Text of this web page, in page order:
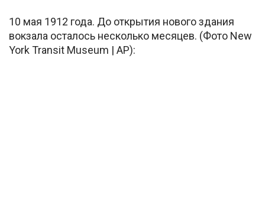
10 мая 1912 года. До открытия нового здания
вокзала осталось несколько месяцев. (Фото New
York Transit Museum | AP):